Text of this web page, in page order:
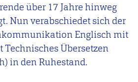
über 17 Jahre hinweg
Nun verabschiedet sich der
Englisch mit
Technisches Übersetzen
in den Ruhestand.